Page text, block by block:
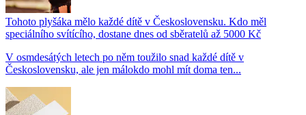
Tohoto plyšáka mělo každé dítě v Československu. Kdo měl
speciálního svítícího, dostane dnes od sběratelů až 5000 Kč
V osmdesátých letech po něm toužilo snad každé dítě v
Československu, ale jen málokdo mohl mít doma ten...